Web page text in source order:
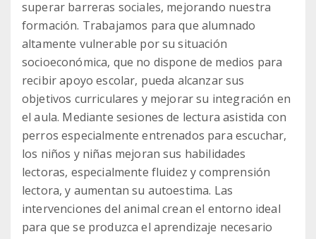
superar barreras sociales, mejorando nuestra
formación. Trabajamos para que alumnado
altamente vulnerable por su situación
socioeconómica, que no dispone de medios para
recibir apoyo escolar, pueda alcanzar sus
objetivos curriculares y mejorar su integración en
el aula. Mediante sesiones de lectura asistida con
perros especialmente entrenados para escuchar,
los niños y niñas mejoran sus habilidades
lectoras, especialmente fluidez y comprensión
lectora, y aumentan su autoestima. Las
intervenciones del animal crean el entorno ideal
para que se produzca el aprendizaje necesario